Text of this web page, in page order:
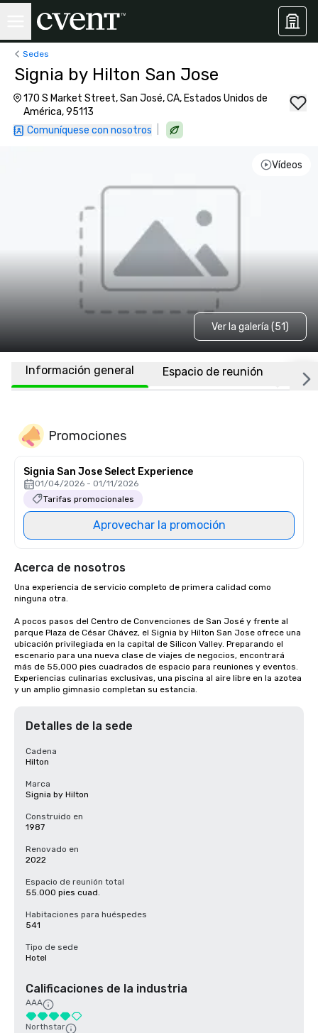
Sedes
Signia by Hilton San Jose
170 S Market Street, San José, CA, Estados Unidos de
América, 95113
Comuníquese con nosotros
Vídeos
Ver la galería (51)
Información general Espacio de reunión
Promociones
Signia San Jose Select Experience
01/04/2026 - 01/11/2026
Tarifas promocionales
Aprovechar la promoción
Acerca de nosotros
Una experiencia de servicio completo de primera calidad como
ninguna otra.
A pocos pasos del Centro de Convenciones de San José y frente al
parque Plaza de César Chávez, el Signia by Hilton San Jose ofrece una
ubicación privilegiada en la capital de Silicon Valley. Preparando el
escenario para una nueva clase de viajes de negocios, encontrará
más de 55,000 pies cuadrados de espacio para reuniones y eventos.
Experiencias culinarias exclusivas, una piscina al aire libre en la azotea
y un amplio gimnasio completan su estancia.
Detalles de la sede
Cadena
Hilton
Marca
Signia by Hilton
Construido en
1987
Renovado en
2022
Espacio de reunión total
55.000 pies cuad.
Habitaciones para huéspedes
541
Tipo de sede
Hotel
Calificaciones de la industria
AAA
Northstar